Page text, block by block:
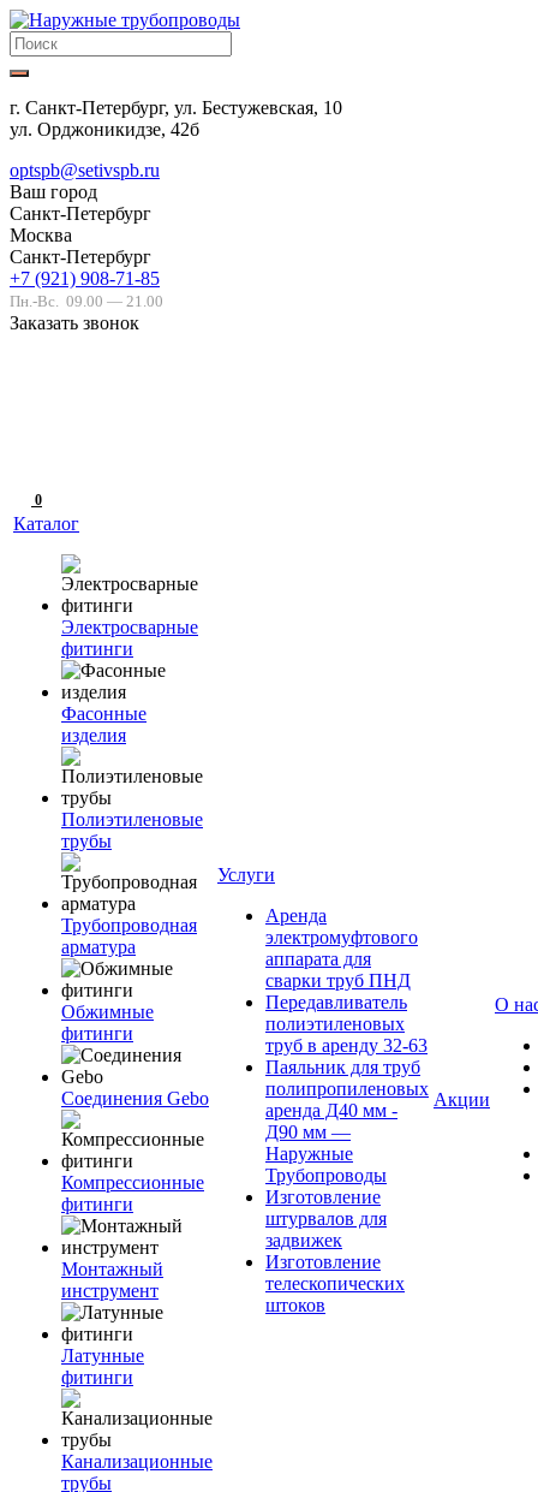
г. Санкт-Петербург, ул. Бестужевская, 10
ул. Орджоникидзе, 42б
optspb@setivspb.ru
Ваш город
Санкт-Петербург
Москва
Санкт-Петербург
+7 (921) 908-71-85
Пн.-Вс. 09.00 — 21.00
Заказать звонок
0
Каталог
Электросварные
фитинги
Фасонные
изделия
Полиэтиленовые
трубы
Трубопроводная
арматура
Обжимные
фитинги
Соединения Gebo
Компрессионные
фитинги
Монтажный
инструмент
Латунные
фитинги
Канализационные
трубы
Услуги
Аренда
электромуфтового
аппарата для
сварки труб ПНД
Передавливатель
полиэтиленовых
труб в аренду 32-63
Паяльник для труб
полипропиленовых
аренда Д40 мм -
Д90 мм —
Наружные
Трубопроводы
Изготовление
штурвалов для
задвижек
Изготовление
телескопических
штоков
Акции
О